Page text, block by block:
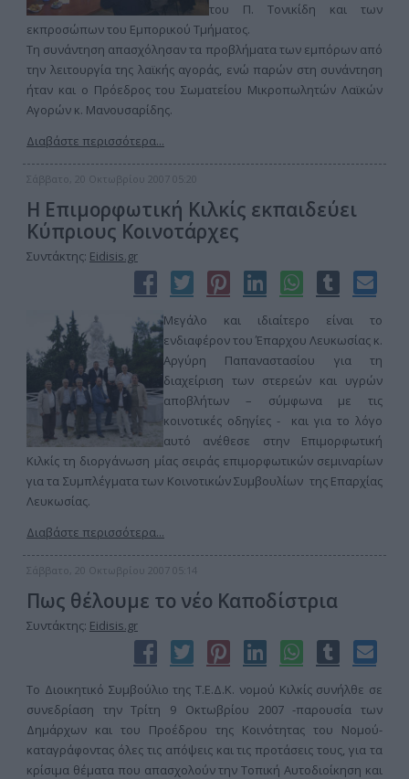
του Π. Τονικίδη και των
εκπροσώπων του Εμπορικού Τμήματος.
Τη συνάντηση απασχόλησαν τα προβλήματα των εμπόρων από
την λειτουργία της λαϊκής αγοράς, ενώ παρών στη συνάντηση
ήταν και ο Πρόεδρος του Σωματείου Μικροπωλητών Λαϊκών
Αγορών κ. Μανουσαρίδης.
Διαβάστε περισσότερα...
Σάββατο, 20 Οκτωβρίου 2007 05:20
Η Επιμορφωτική Κιλκίς εκπαιδεύει
Κύπριους Κοινοτάρχες
Συντάκτης: Eidisis.gr
Μεγάλο και ιδιαίτερο είναι το
ενδιαφέρον του Έπαρχου Λευκωσίας κ.
Αργύρη Παπαναστασίου για τη
διαχείριση των στερεών και υγρών
αποβλήτων – σύμφωνα με τις
κοινοτικές οδηγίες - και για το λόγο
αυτό ανέθεσε στην Επιμορφωτική
Κιλκίς τη διοργάνωση μίας σειράς επιμορφωτικών σεμιναρίων
για τα Συμπλέγματα των Κοινοτικών Συμβουλίων της Επαρχίας
Λευκωσίας.
Διαβάστε περισσότερα...
Σάββατο, 20 Οκτωβρίου 2007 05:14
Πως θέλουμε το νέο Καποδίστρια
Συντάκτης: Eidisis.gr
Το Διοικητικό Συμβούλιο της Τ.Ε.Δ.Κ. νομού Κιλκίς συνήλθε σε
συνεδρίαση την Τρίτη 9 Οκτωβρίου 2007 -παρουσία των
Δημάρχων και του Προέδρου της Κοινότητας του Νομού-
καταγράφοντας όλες τις απόψεις και τις προτάσεις τους, για τα
κρίσιμα θέματα που απασχολούν την Τοπική Αυτοδιοίκηση και